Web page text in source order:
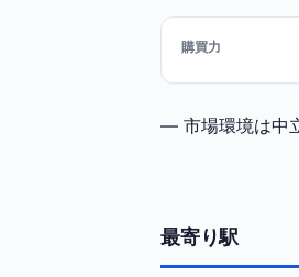
購買力
— 市場環境は中
最寄り駅